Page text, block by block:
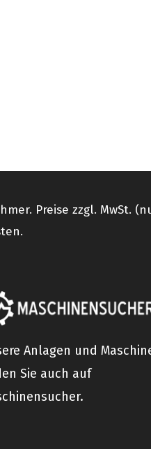
Preise zzgl. MwSt.
Anlagen und
Sie auch auf